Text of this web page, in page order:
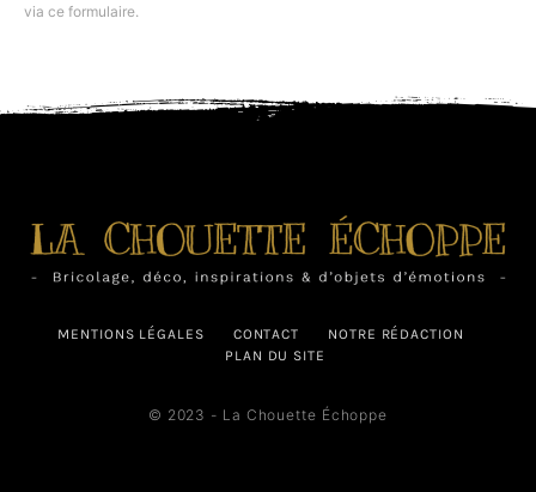
via ce formulaire.
MENTIONS LÉGALES CONTACT
NOTRE RÉDACTION
PLAN DU SITE
© 2023 - La Chouette Échoppe